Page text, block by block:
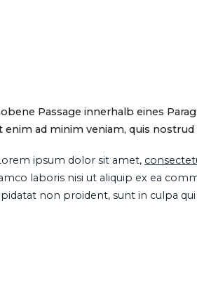
Passage innerhalb eines
ad minim veniam, quis
ipsum dolor sit amet,
laboris nisi ut aliquip ex ea
non proident, sunt in culpa